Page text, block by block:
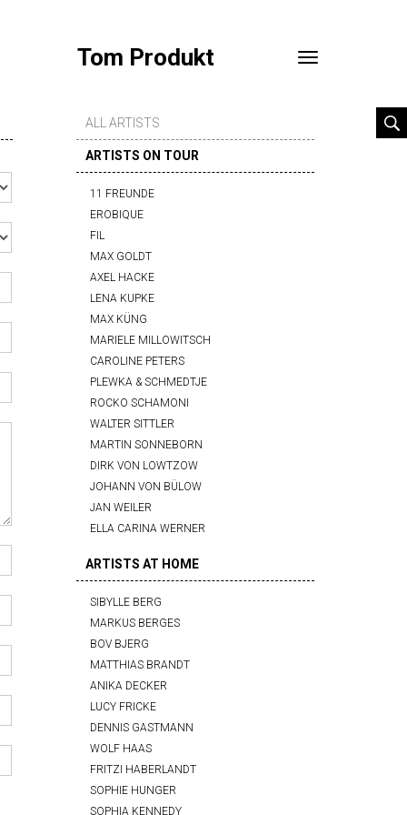
Tom Produkt
Toggle
ALL ARTISTS
ARTISTS ON TOUR
11 FREUNDE
EROBIQUE
FIL
MAX GOLDT
AXEL HACKE
LENA KUPKE
MAX KÜNG
MARIELE MILLOWITSCH
CAROLINE PETERS
PLEWKA & SCHMEDTJE
ROCKO SCHAMONI
WALTER SITTLER
MARTIN SONNEBORN
DIRK VON LOWTZOW
JOHANN VON BÜLOW
JAN WEILER
ELLA CARINA WERNER
ARTISTS AT HOME
SIBYLLE BERG
MARKUS BERGES
BOV BJERG
MATTHIAS BRANDT
ANIKA DECKER
LUCY FRICKE
DENNIS GASTMANN
WOLF HAAS
FRITZI HABERLANDT
SOPHIE HUNGER
SOPHIA KENNEDY